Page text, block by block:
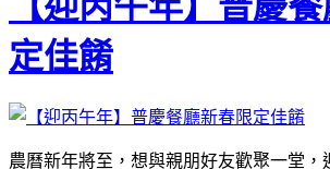
定佳餚
農曆新年將至，想與親朋好友歡聚一堂，